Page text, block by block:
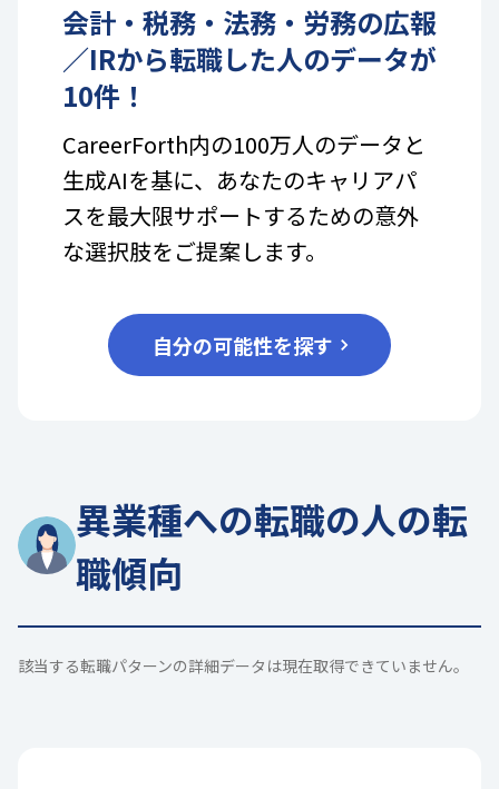
会計・税務・法務・労務の広報
／IRから転職した人のデータが
10件！
CareerForth内の100万人のデータと
生成AIを基に、あなたのキャリアパ
スを最大限サポートするための意外
な選択肢をご提案します。
自分の可能性を探す
異業種への転職の人の転
職傾向
該当する転職パターンの詳細データは現在取得できていません。